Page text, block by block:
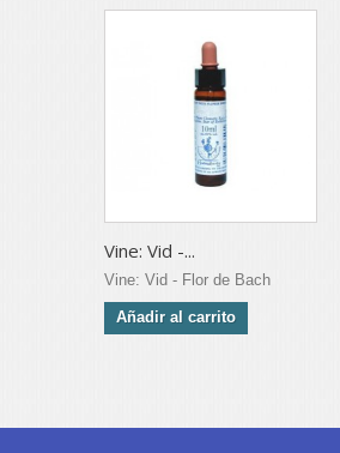
Vine: Vid -...
Vine: Vid - Flor de Bach
Añadir al carrito